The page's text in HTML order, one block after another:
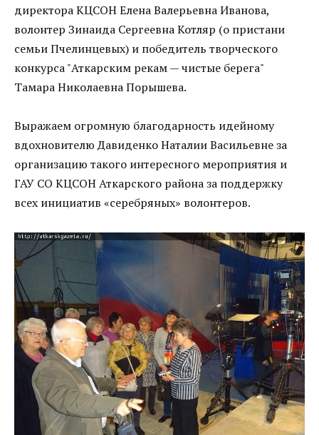
директора КЦСОН Елена Валерьевна Иванова,
волонтер Зинаида Сергеевна Котляр (о пристани
семьи Пчелинцевых) и победитель творческого
конкурса "Аткарским рекам — чистые берега"
Тамара Николаевна Порышева.
Выражаем огромную благодарность идейному
вдохновителю Давиденко Наталии Васильевне за
организацию такого интересного мероприятия и
ГАУ СО КЦСОН Аткарского района за поддержку
всех инициатив «серебряных» волонтеров.